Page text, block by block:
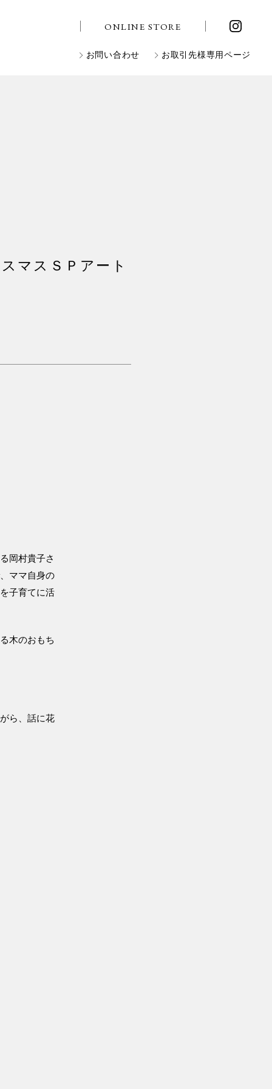
ONLINE STORE
お問い合わせ お取引先様専用ページ
マスＳＰアート
岡村貴子さ
ママ自身の
子育てに活
木のおもち
ら、話に花